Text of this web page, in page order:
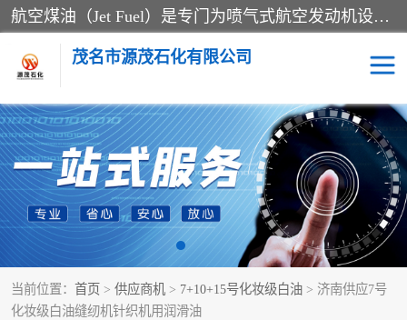
航空煤油（Jet Fuel）是专门为喷气式航空发动机设计的高纯度燃料，主要分为Jet A、Jet A-1和Jet B等类型。其特点是闪点高、低温流动性好，并添加了抗静电剂和抗氧化剂以确保飞行安全。航空煤油需
茂名市源茂石化有限公司
当前位置： 首页 > 供应商机 > 7+10+15号化妆级白油 > 济南供应7号
化妆级白油缝纫机针织机用润滑油
RP3航空煤油 D20+D30溶剂油
D40+D60溶剂油 D80+D100溶剂油
6号+120号溶剂油 260号溶剂油
异构烷烃 天然乳胶